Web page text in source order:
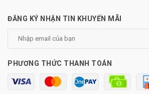
ĐĂNG KÝ NHẬN TIN KHUYẾN MÃI
PHƯƠNG THỨC THANH TOÁN